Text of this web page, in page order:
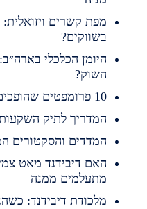
קשרים ויזואלית: איזה
הכלכלי בארה״ב: איך
לתיק השקעות מגוון ב־2026
והסקטורים המרכזיים
דיבידנד מאט צמיחה?
ממנה
דיבידנד: כשהנהלה